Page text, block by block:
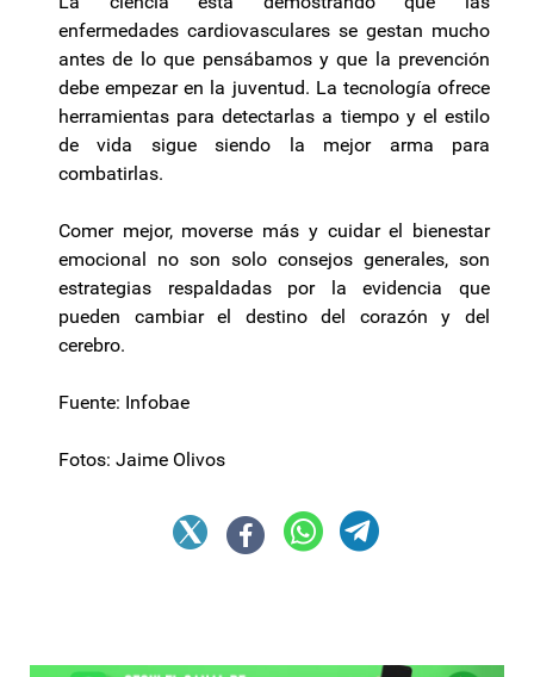
enfermedades cardiovasculares se gestan mucho
antes de lo que pensábamos y que la prevención
debe empezar en la juventud. La tecnología ofrece
herramientas para detectarlas a tiempo y el estilo
de vida sigue siendo la mejor arma para
combatirlas.
Comer mejor, moverse más y cuidar el bienestar
emocional no son solo consejos generales, son
estrategias respaldadas por la evidencia que
pueden cambiar el destino del corazón y del
cerebro.
Fuente: Infobae
Fotos: Jaime Olivos